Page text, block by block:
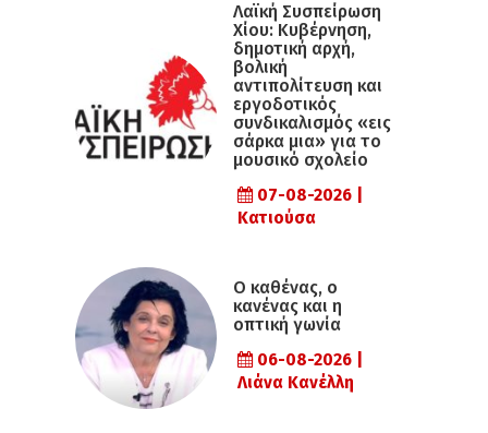
Λαϊκή Συσπείρωση
Χίου: Κυβέρνηση,
δημοτική αρχή,
βολική
αντιπολίτευση και
εργοδοτικός
συνδικαλισμός «εις
σάρκα μια» για το
μουσικό σχολείο
07-08-2026 |
Κατιούσα
Ο καθένας, ο
κανένας και η
οπτική γωνία
06-08-2026 |
Λιάνα Κανέλλη